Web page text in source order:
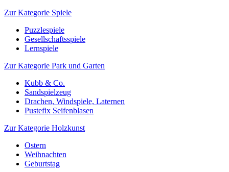
Zur Kategorie Spiele
Puzzlespiele
Gesellschaftsspiele
Lernspiele
Zur Kategorie Park und Garten
Kubb & Co.
Sandspielzeug
Drachen, Windspiele, Laternen
Pustefix Seifenblasen
Zur Kategorie Holzkunst
Ostern
Weihnachten
Geburtstag